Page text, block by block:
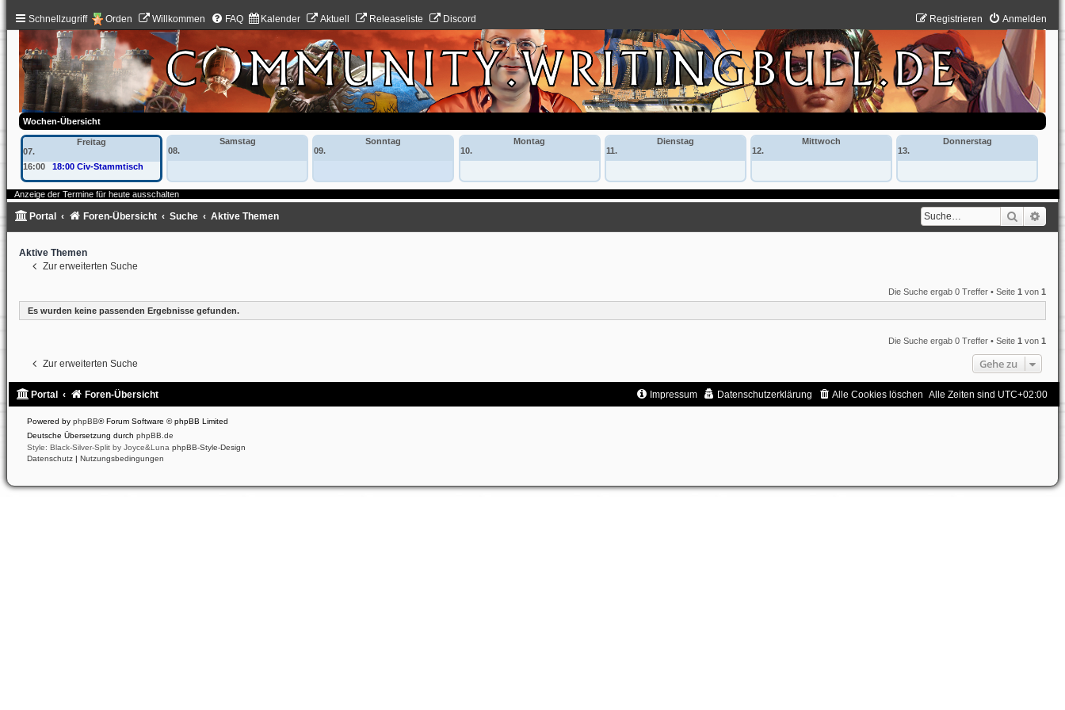
Schnellzugriff Orden Willkommen FAQ Kalender Aktuell Releaseliste Discord Anmelden
Registrieren
Wochen-Übersicht
Freitag
07.
16:00
18:00 Civ-Stammtisch
Samstag
08.
Sonntag
09.
Montag
10.
Dienstag
11.
Mittwoch
12.
Donnerstag
13.
Anzeige der Termine für heute ausschalten
Suche
Portal Foren-Übersicht Suche Aktive Themen
Aktive Themen
Zur erweiterten Suche
Die Suche ergab 0 Treffer • Seite1 von1
Es wurden keine passenden Ergebnisse gefunden.
Die Suche ergab 0 Treffer • Seite1 von1
Zur erweiterten Suche Gehe zu
Portal Foren-Übersicht Alle Zeiten sind UTC+02:00
Alle Cookies löschen
Datenschutzerklärung
Impressum
Powered by phpBB® Forum Software © phpBB Limited
Deutsche Übersetzung durch phpBB.de
Style: Black-Silver-Split by Joyce&Luna phpBB-Style-Design
Datenschutz | Nutzungsbedingungen